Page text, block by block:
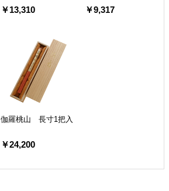
￥13,310 ￥9,317
伽羅桃山 長寸1把入
￥24,200